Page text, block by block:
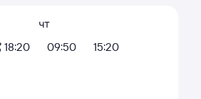
18:20
чт
09:50
15:20